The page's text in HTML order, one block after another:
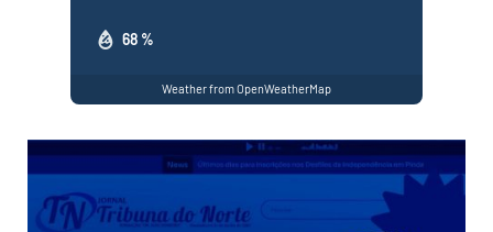
68 %
Weather from OpenWeatherMap